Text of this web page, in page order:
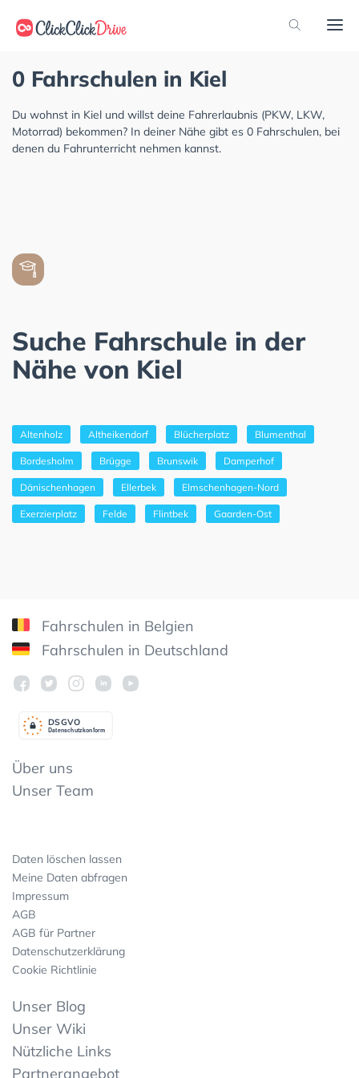
0 Fahrschulen in Kiel
Du wohnst in Kiel und willst deine Fahrerlaubnis (PKW, LKW,
Motorrad) bekommen? In deiner Nähe gibt es 0 Fahrschulen, bei
denen du Fahrunterricht nehmen kannst.
Suche Fahrschule in der
Nähe von Kiel
Altenholz Altheikendorf Blücherplatz Blumenthal
Bordesholm Brügge Brunswik Damperhof
Dänischenhagen Ellerbek Elmschenhagen-Nord
Exerzierplatz Felde Flintbek Gaarden-Ost
Fahrschulen in Belgien
Fahrschulen in Deutschland
Datenschutzkonform
DSGVO
Über uns
Unser Team
Daten löschen lassen
Meine Daten abfragen
Impressum
AGB
AGB für Partner
Datenschutzerklärung
Cookie Richtlinie
Unser Blog
Unser Wiki
Nützliche Links
Partnerangebot